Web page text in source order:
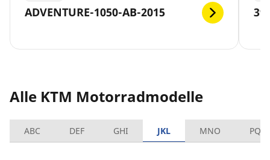
ADVENTURE-1050-AB-2015
Alle KTM Motorradmodelle
ABC DEF GHI JKL MNO